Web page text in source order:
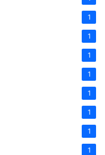
1
1
1
1
1
1
1
1